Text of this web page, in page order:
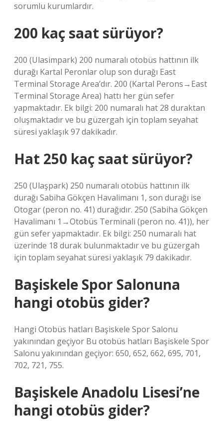
sorumlu kurumlardır.
200 kaç saat sürüyor?
200 (Ulasimpark) 200 numaralı otobüs hattının ilk
durağı Kartal Peronlar olup son durağı East
Terminal Storage Area’dır. 200 (Kartal Perons‎→East
Terminal Storage Area) hattı her gün sefer
yapmaktadır. Ek bilgi: 200 numaralı hat 28 duraktan
oluşmaktadır ve bu güzergah için toplam seyahat
süresi yaklaşık 97 dakikadır.
Hat 250 kaç saat sürüyor?
250 (Ulaşpark) 250 numaralı otobüs hattının ilk
durağı Sabiha Gökçen Havalimanı 1, son durağı ise
Otogar (peron no. 41) durağıdır. 250 (Sabiha Gökçen
Havalimanı 1‎→Otobüs Terminali (peron no. 41)), her
gün sefer yapmaktadır. Ek bilgi: 250 numaralı hat
üzerinde 18 durak bulunmaktadır ve bu güzergah
için toplam seyahat süresi yaklaşık 79 dakikadır.
Başiskele Spor Salonuna
hangi otobüs gider?
Hangi Otobüs hatları Başiskele Spor Salonu
yakınından geçiyor Bu otobüs hatları Başiskele Spor
Salonu yakınından geçiyor: 650, 652, 662, 695, 701,
702, 721, 755.
Başiskele Anadolu Lisesi’ne
hangi otobüs gider?